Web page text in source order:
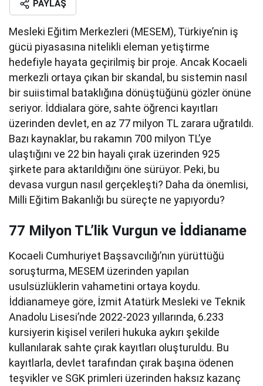
PAYLAŞ
Mesleki Eğitim Merkezleri (MESEM), Türkiye’nin iş
gücü piyasasına nitelikli eleman yetiştirme
hedefiyle hayata geçirilmiş bir proje. Ancak Kocaeli
merkezli ortaya çıkan bir skandal, bu sistemin nasıl
bir suiistimal bataklığına dönüştüğünü gözler önüne
seriyor. İddialara göre, sahte öğrenci kayıtları
üzerinden devlet, en az 77 milyon TL zarara uğratıldı.
Bazı kaynaklar, bu rakamın 700 milyon TL’ye
ulaştığını ve 22 bin hayali çırak üzerinden 925
şirkete para aktarıldığını öne sürüyor. Peki, bu
devasa vurgun nasıl gerçekleşti? Daha da önemlisi,
Milli Eğitim Bakanlığı bu süreçte ne yapıyordu?
77 Milyon TL’lik Vurgun ve İddianame
Kocaeli Cumhuriyet Başsavcılığı’nın yürüttüğü
soruşturma, MESEM üzerinden yapılan
usulsüzlüklerin vahametini ortaya koydu.
İddianameye göre, İzmit Atatürk Mesleki ve Teknik
Anadolu Lisesi’nde 2022-2023 yıllarında, 6.233
kursiyerin kişisel verileri hukuka aykırı şekilde
kullanılarak sahte çırak kayıtları oluşturuldu. Bu
kayıtlarla, devlet tarafından çırak başına ödenen
teşvikler ve SGK primleri üzerinden haksız kazanç